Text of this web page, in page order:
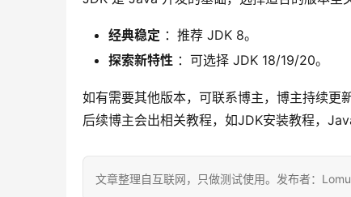
经典稳定 ：推荐 JDK 8。
探索新特性 ：可选择 JDK 18/19/20。
如有需要其他版本，可联系博主，博主持续更
后续博主会出相关教程，如JDK安装教程，
文章整理自互联网，只做测试使用。发布者：Lomu